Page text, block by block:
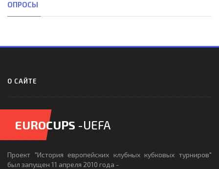
ОПРОСЫ
О САЙТЕ
EUROCUPS -UEFA
Проект "История европейских клубных кубковых турниров"
был запущен 11 апреля 2010 года -